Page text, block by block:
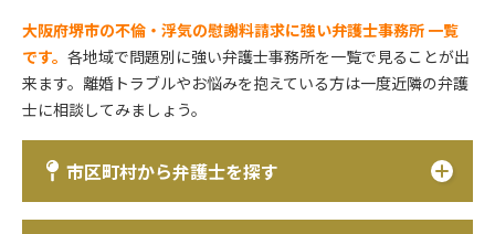
大阪府堺市の不倫・浮気の慰謝料請求に強い弁護士事務所 一覧
です。各地域で問題別に強い弁護士事務所を一覧で見ることが出
来ます。離婚トラブルやお悩みを抱えている方は一度近隣の弁護
士に相談してみましょう。
市区町村から弁護士を探す